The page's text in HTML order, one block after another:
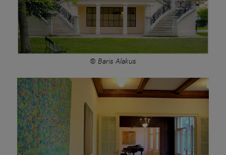
© Baris Alakus